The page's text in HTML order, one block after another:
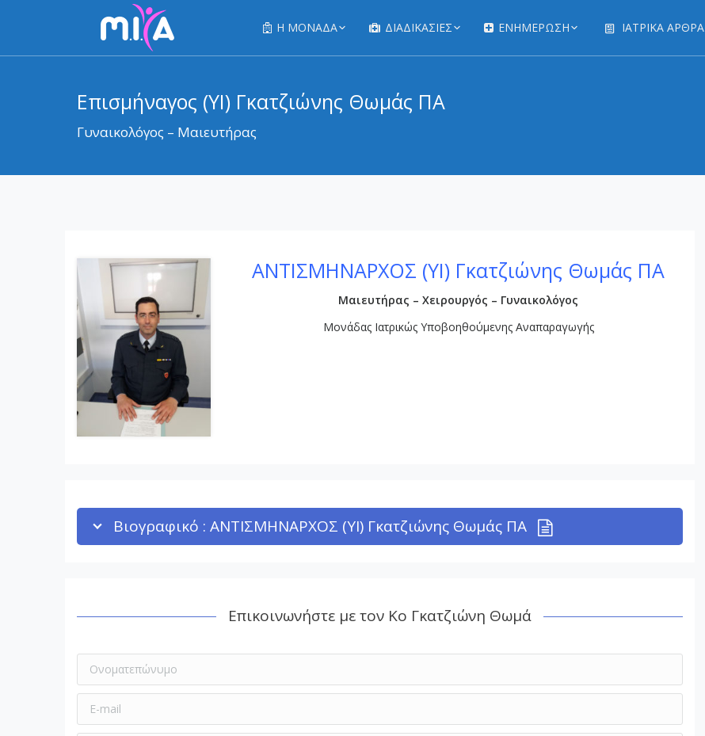
Η ΜΟΝΑΔΑ ΔΙΑΔΙΚΑΣΊΕΣ ΕΝΗΜΕΡΩΣΗ ΙΑΤΡΙΚΆ ΆΡΘΡΑ
Επισμήναγος (ΥΙ) Γκατζιώνης Θωμάς ΠΑ
Γυναικολόγος – Μαιευτήρας
ΑΝΤΙΣΜΗΝΑΡΧΟΣ (ΥΙ) Γκατζιώνης Θωμάς ΠΑ
Μαιευτήρας – Χειρουργός – Γυναικολόγος
Μονάδας Ιατρικώς Υποβοηθούμενης Αναπαραγωγής
Βιογραφικό : ΑΝΤΙΣΜΗΝΑΡΧΟΣ (ΥΙ) Γκατζιώνης Θωμάς ΠΑ
Επικοινωνήστε με τον Κο Γκατζιώνη Θωμά